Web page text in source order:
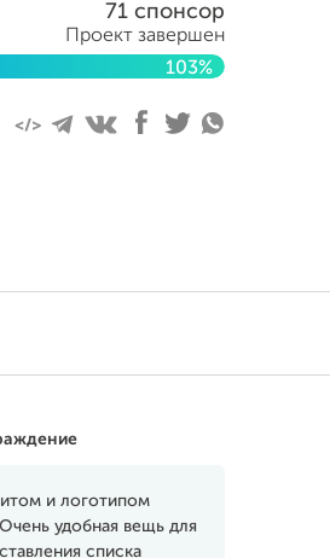
71 спонсор
Проект завершен
103%
и логотипом
удобная вещь для
списка